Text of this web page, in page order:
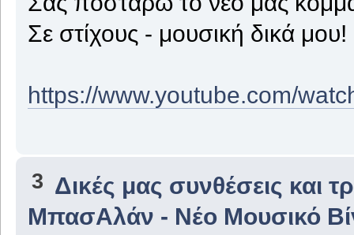
Σε στίχους - μουσική δικά μου!
https://www.youtube.com/
3 Δικές μας συνθέσεις και
ΜπασΑλάν - Νέο Μουσικό